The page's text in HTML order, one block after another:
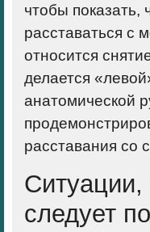
чтобы показать,
расставаться с
относится
делается
анатомической
расставания со
Ситуации,
следует